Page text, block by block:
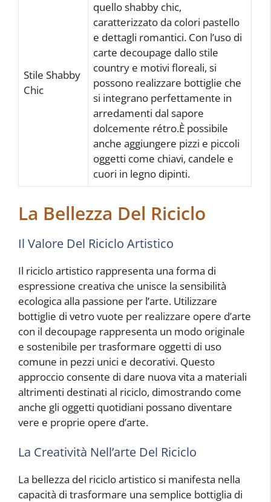
Stile Shabby
Chic
quello shabby chic,
caratterizzato da colori pastello
e dettagli romantici. Con l’uso di
carte decoupage dallo stile
country e motivi floreali, si
possono realizzare bottiglie che
si integrano perfettamente in
arredamenti dal sapore
dolcemente rétro.È possibile
anche aggiungere pizzi e piccoli
oggetti come chiavi, candele e
cuori in legno dipinti.
La Bellezza Del Riciclo
Il Valore Del Riciclo Artistico
Il riciclo artistico rappresenta una forma di
espressione creativa che unisce la sensibilità
ecologica alla passione per l’arte. Utilizzare
bottiglie di vetro vuote per realizzare opere d’arte
con il decoupage rappresenta un modo originale
e sostenibile per trasformare oggetti di uso
comune in pezzi unici e decorativi. Questo
approccio consente di dare nuova vita a materiali
altrimenti destinati al riciclo, dimostrando come
anche gli oggetti quotidiani possano diventare
vere e proprie opere d’arte.
La Creatività Nell’arte Del Riciclo
La bellezza del riciclo artistico si manifesta nella
capacità di trasformare una semplice bottiglia di